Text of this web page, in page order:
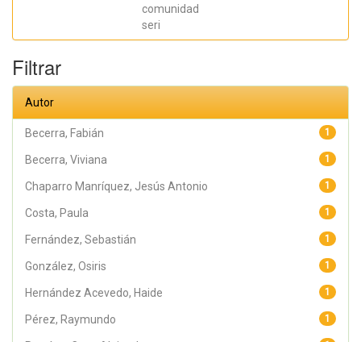
comunidad
seri
Ramírez Cruz,
Granados,
Filtrar
Autor
1
Becerra, Fabián
1
Becerra, Viviana
1
Chaparro Manríquez, Jesús Antonio
1
Costa, Paula
1
Fernández, Sebastián
1
González, Osiris
1
Hernández Acevedo, Haide
1
Pérez, Raymundo